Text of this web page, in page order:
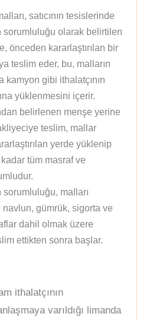
satıcının tesislerinde
sorumluluğu olarak belirtilen
önceden kararlaştırılan bir
teslim eder, bu, malların
kamyon gibi ithalatçının
yüklenmesini içerir.
belirlenen menşe yerine
teslim, mallar
yerde yüklenip
tüm masraf ve
sorumluluğu, malları
gümrük, sigorta ve
dahil olmak üzere
ettikten sonra başlar.
ithalatçının
varıldığı limanda